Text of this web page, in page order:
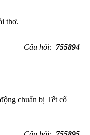
thơ.
Câu hỏi: 755894
chuẩn bị Tết cổ